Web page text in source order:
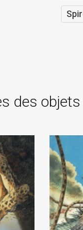
des objets